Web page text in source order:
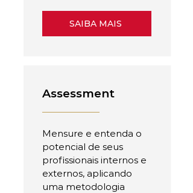
SAIBA MAIS
Assessment
Mensure e entenda o
potencial de seus
profissionais internos e
externos, aplicando
uma metodologia